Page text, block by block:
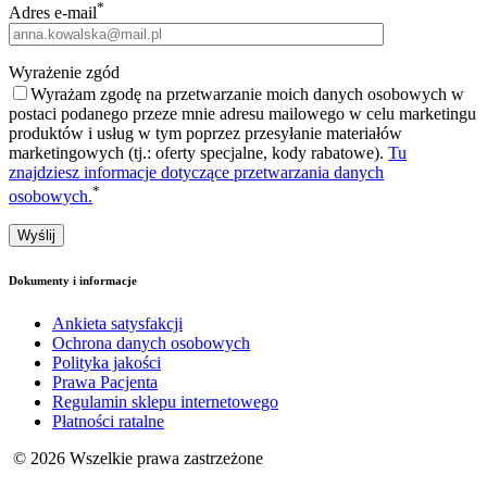
Adres e-mail*
Wyrażenie zgód
Wyrażam zgodę na przetwarzanie moich danych osobowych w
postaci podanego przeze mnie adresu mailowego w celu marketingu
produktów i usług w tym poprzez przesyłanie materiałów
marketingowych (tj.: oferty specjalne, kody rabatowe). Tu
znajdziesz informacje dotyczące przetwarzania danych
osobowych.*
Dokumenty i informacje
Ankieta satysfakcji
Ochrona danych osobowych
Polityka jakości
Prawa Pacjenta
Regulamin sklepu internetowego
Płatności ratalne
© 2026 Wszelkie prawa zastrzeżone